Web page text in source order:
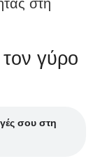
στη
τον γύρο
σου στη